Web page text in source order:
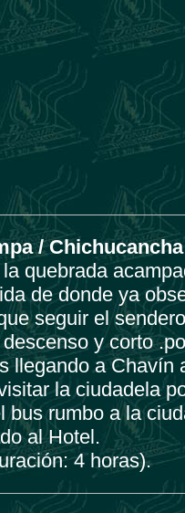
/
quebrada
de donde ya
seguir el
y corto
llegando a
la ciudadela
bus rumbo a la
al Hotel.
4 horas).